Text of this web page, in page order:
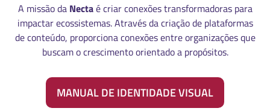
A missão da Nectaé criar conexões transformadoras para
impactar ecossistemas. Através da criação de plataformas
de conteúdo, proporciona conexões entre organizações que
buscam o crescimento orientado a propósitos.
MANUAL DE IDENTIDADE VISUAL